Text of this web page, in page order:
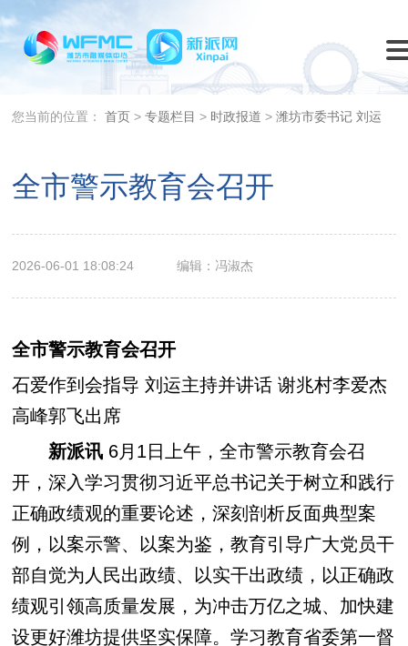
您当前的位置：首页 >专题栏目 > 时政报道 >潍坊市委书记 刘运
全市警示教育会召开
2026-06-01 18:08:24 编辑：冯淑杰
全市警示教育会召开
石爱作到会指导 刘运主持并讲话 谢兆村李爱杰
高峰郭飞出席
新派讯 6月1日上午，全市警示教育会召
开，深入学习贯彻习近平总书记关于树立和践行
正确政绩观的重要论述，深刻剖析反面典型案
例，以案示警、以案为鉴，教育引导广大党员干
部自觉为人民出政绩、以实干出政绩，以正确政
绩观引领高质量发展，为冲击万亿之城、加快建
设更好潍坊提供坚实保障。学习教育省委第一督